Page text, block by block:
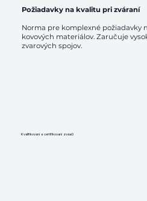
Požiadavky na kvalitu pri zváraní
Norma pre komplexné požiadavky
kovových materiálov. Zaručuje
zvarových spojov.
​Kvalifikovaní a certifikovaní zváači